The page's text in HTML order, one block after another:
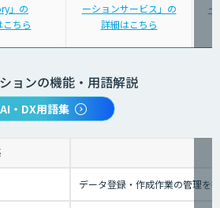
」の
ちら
ーションサービス」の
詳細はこちら
ョンの機能・用語解説
AI・DX用語集
データ登録・作成作業の管理を